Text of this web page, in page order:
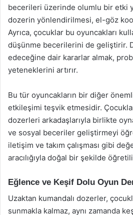
becerileri üzerinde olumlu bir etki
dozerin yönlendirilmesi, el-göz
Ayrıca, çocuklar bu oyuncakları
düşünme becerilerini de geliştirir.
edeceğine dair kararlar almak,
yeteneklerini artırır.
Bu tür oyuncakların bir diğer
etkileşimi teşvik etmesidir.
dozerleri arkadaşlarıyla birlikte
ve sosyal beceriler geliştirmeyi
iletişim ve takım çalışması gibi
aracılığıyla doğal bir şekilde
Eğlence ve Keşif Dolu Oyun
Uzaktan kumandalı dozerler,
sunmakla kalmaz, aynı zamanda